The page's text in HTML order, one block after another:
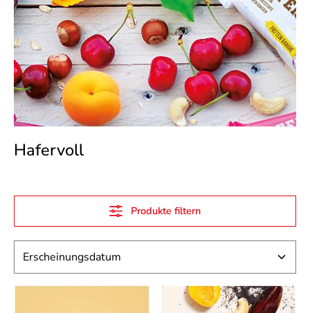
Hafervoll
Produkte filtern